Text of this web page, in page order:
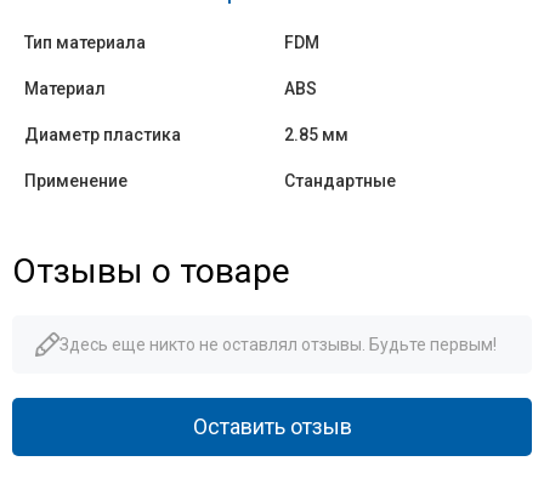
Тип материала FDM
Материал ABS
Диаметр пластика 2.85 мм
Применение Стандартные
Отзывы о товаре
Здесь еще никто не оставлял отзывы. Будьте первым!
Оставить отзыв